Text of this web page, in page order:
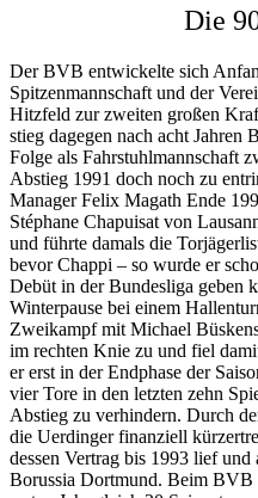
Die
Der BVB entwickelte sich
Spitzenmannschaft und der
Hitzfeld zur zweiten großen
stieg dagegen nach acht Jahren
Folge als Fahrstuhlmannschaft
Abstieg 1991 doch noch zu
Manager Felix Magath Ende
Stéphane Chapuisat von
und führte damals die
bevor Chappi – so wurde er
Debüt in der Bundesliga geben
Winterpause bei einem
Zweikampf mit Michael
im rechten Knie zu und fiel
er erst in der Endphase der
vier Tore in den letzten zehn
Abstieg zu verhindern. Durch
die Uerdinger finanziell
dessen Vertrag bis 1993 lief
Borussia Dortmund. Beim BVB